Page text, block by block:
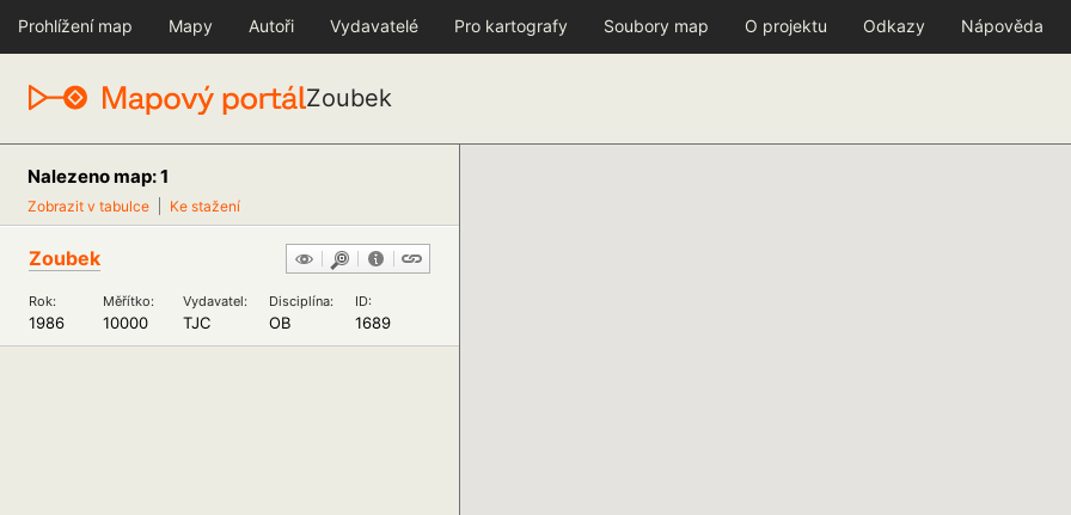
Prohlížení map Mapy Autoři Vydavatelé Pro kartografy Soubory map O projektu Odkazy Nápověda
Zoubek
Nalezeno map: 1
Zobrazit v tabulce Ke stažení
Zoubek
Rok: Měřítko: Vydavatel: Disciplína: ID:
1986 10000 TJC OB 1689